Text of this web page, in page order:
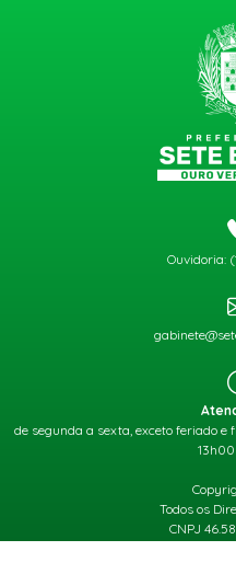
Ouvidoria:
de segunda a sexta, exceto feriado e
Todos os
CNPJ